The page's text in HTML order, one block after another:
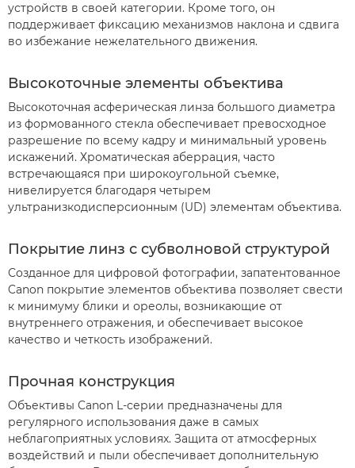
устройств в своей категории. Кроме того, он
поддерживает фиксацию механизмов наклона и сдвига
во избежание нежелательного движения.
Высокоточные элементы объектива
Высокоточная асферическая линза большого диаметра
из формованного стекла обеспечивает превосходное
разрешение по всему кадру и минимальный уровень
искажений. Хроматическая аберрация, часто
встречающаяся при широкоугольной съемке,
нивелируется благодаря четырем
ультранизкодисперсионным (UD) элементам объектива.
Покрытие линз с субволновой структурой
Созданное для цифровой фотографии, запатентованное
Canon покрытие элементов объектива позволяет свести
к минимуму блики и ореолы, возникающие от
внутреннего отражения, и обеспечивает высокое
качество и четкость изображений.
Прочная конструкция
Объективы Canon L-серии предназначены для
регулярного использования даже в самых
неблагоприятных условиях. Защита от атмосферных
воздействий и пыли обеспечивает дополнительную